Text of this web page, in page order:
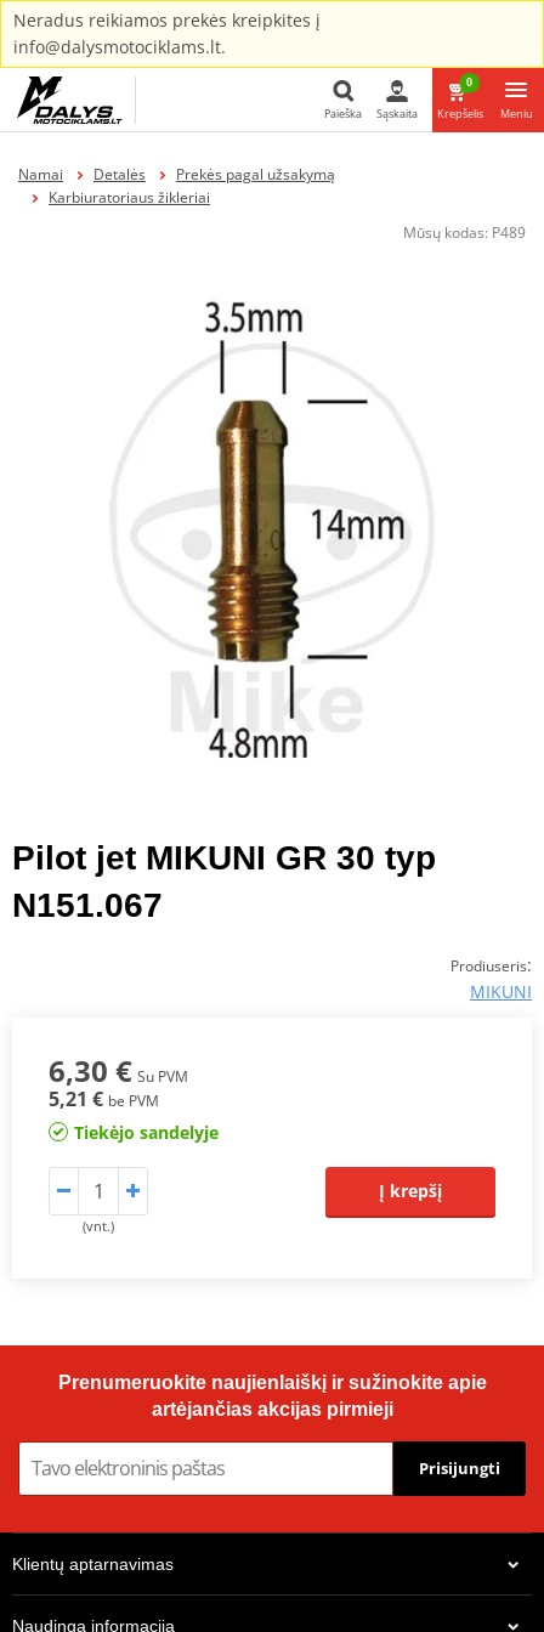
Neradus reikiamos prekės kreipkites į
info@dalysmotociklams.lt.
Paieška Sąskaita
0
Krepšelis Meniu
Namai Detalės
Prekės pagal užsakymą
Karbiuratoriaus žikleriai
Mūsų kodas: P489
Pilot jet MIKUNI GR 30 typ
N151.067
Prodiuseris:
MIKUNI
6,30 € Su PVM
5,21 € be PVM
Tiekėjo sandelyje
(vnt.)
Į krepšį
Prenumeruokite naujienlaiškį ir sužinokite apie
artėjančias akcijas pirmieji
Prisijungti
Klientų aptarnavimas
Naudinga informacija